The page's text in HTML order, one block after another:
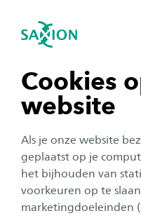
Cookies
website
Als je onze website
geplaatst op je
het bijhouden van
voorkeuren op te
marketingdoeleinden
Navigatie openen
tonen
tonen
tonen
sluiten
Nieuws
Alle categorieën
Onderwijs
Publicatiedatum:
26 juni 2026
Yes, je hebt de
snel in!